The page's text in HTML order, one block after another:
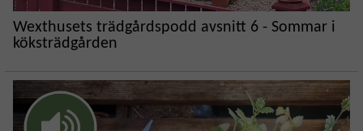
Wexthusets trädgårdspodd avsnitt 6 - Sommar i
köksträdgården